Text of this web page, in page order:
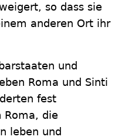
so dass sie
anderen Ort ihr
und
Roma und Sinti
fest
Roma, die
leben und